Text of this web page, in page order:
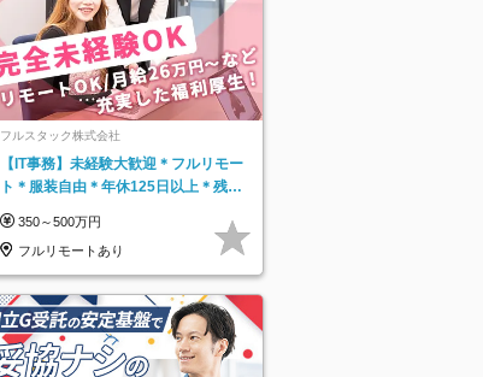
フルスタック株式会社
【IT事務】未経験大歓迎＊フルリモー
ト＊服装自由＊年休125日以上＊残業
350～500万円
フルリモートあり